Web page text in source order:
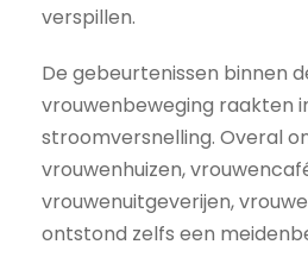
verspillen.
De gebeurtenissen binnen
vrouwenbeweging raakten
stroomversnelling. Overal
vrouwenhuizen,
vrouwenuitgeverijen,
ontstond zelfs een